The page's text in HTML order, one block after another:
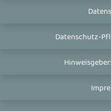
Datenschutz-